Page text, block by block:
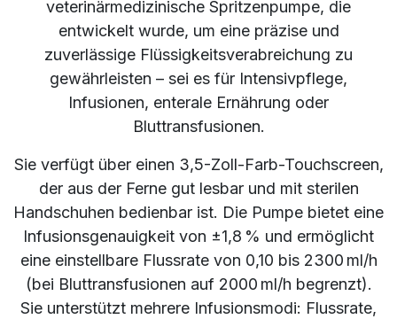
veterinärmedizinische Spritzenpumpe, die
entwickelt wurde, um eine präzise und
zuverlässige Flüssigkeitsverabreichung zu
gewährleisten – sei es für Intensivpflege,
Infusionen, enterale Ernährung oder
Bluttransfusionen.
Sie verfügt über einen 3,5-Zoll-Farb-Touchscreen,
der aus der Ferne gut lesbar und mit sterilen
Handschuhen bedienbar ist. Die Pumpe bietet eine
Infusionsgenauigkeit von ±1,8 % und ermöglicht
eine einstellbare Flussrate von 0,10 bis 2300 ml/h
(bei Bluttransfusionen auf 2000 ml/h begrenzt).
Sie unterstützt mehrere Infusionsmodi: Flussrate,